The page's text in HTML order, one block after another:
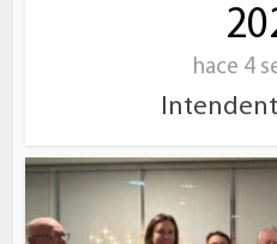
hace 4